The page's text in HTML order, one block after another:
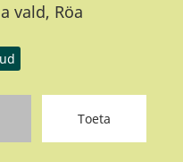
vald, Röa
Toeta